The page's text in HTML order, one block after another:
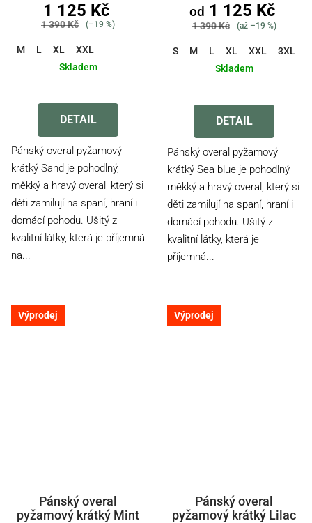
1 125 Kč
1 390 Kč (–19 %)
M L XL
XXL
Skladem
hodnocení
produktu
5,0
z
5
hvězdiček.
DETAIL
Pánský overal pyžamový
krátký Sand je pohodlný,
měkký a hravý overal, který si
děti zamilují na spaní, hraní i
domácí pohodu. Ušitý z
kvalitní látky, která je příjemná
na...
od 1 125 Kč
1 390 Kč (až –19 %)
S M L XL XXL 3XL
Skladem
hodnocení
produktu
4,0
z
5
hvězdiček.
DETAIL
Pánský overal pyžamový
krátký Sea blue je pohodlný,
měkký a hravý overal, který si
děti zamilují na spaní, hraní i
domácí pohodu. Ušitý z
kvalitní látky, která je
příjemná...
Výprodej
Pánský overal
pyžamový krátký Mint
Výprodej
Pánský overal
pyžamový krátký Lilac